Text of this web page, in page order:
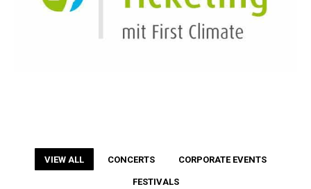
VIEW ALL CONCERTS CORPORATE EVENTS
FESTIVALS